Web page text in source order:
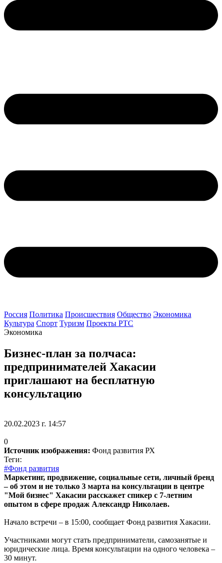
Россия Политика Происшествия Общество Экономика
Культура Спорт Туризм Проекты РТС
Экономика
Бизнес-план за полчаса:
предпринимателей Хакасии
приглашают на бесплатную
консультацию
20.02.2023 г. 14:57
0
Источник изображения: Фонд развития РХ
Теги:
#Фонд развития
Маркетинг, продвижение, социальные сети, личный бренд
– об этом и не только 3 марта на консультации в центре
"Мой бизнес" Хакасии расскажет спикер с 7-летним
опытом в сфере продаж Александр Николаев.
Начало встречи – в 15:00, сообщает Фонд развития Хакасии.
Участниками могут стать предприниматели, самозанятые и
юридические лица. Время консультации на одного человека –
30 минут.